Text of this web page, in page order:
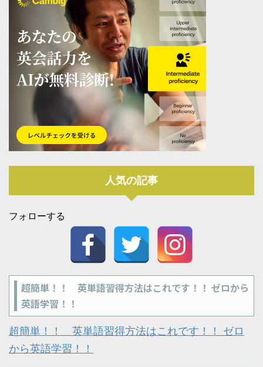
人気の記事
フォローする
超簡単！！ 英単語習得方法はこれです！！ ゼロから
英語学習！！
超簡単！！ 英単語習得方法はこれです！！ ゼロ
から英語学習！！